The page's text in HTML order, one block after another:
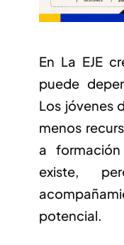
En La EJE
puede
Los jóvenes
menos
a
existe,
potencial.